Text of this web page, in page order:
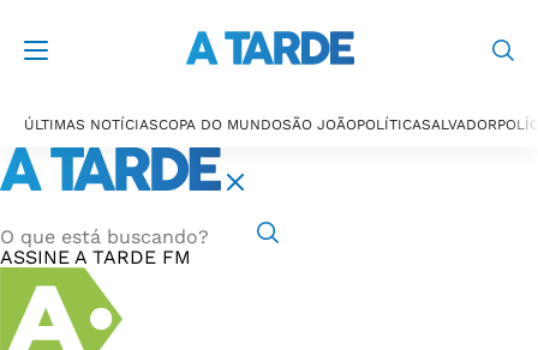
ÚLTIMAS NOTÍCIASCOPA DO MUNDOSÃO JOÃOPOLÍTICASALVADOR
ASSINE A TARDE FM